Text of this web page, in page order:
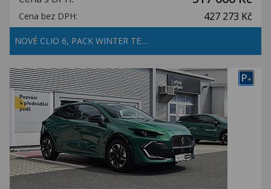
Cena bez DPH: 427 273 Kč
NOVÉ CLIO 6, PACK WINTER TE…
P+